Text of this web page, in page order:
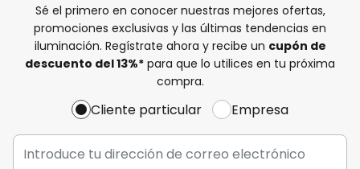
Sé el primero en conocer nuestras mejores ofertas,
promociones exclusivas y las últimas tendencias en
iluminación. Regístrate ahora y recibe un cupón de
descuento del13%* para que lo utilices en tu próxima
compra.
Cliente particular Empresa